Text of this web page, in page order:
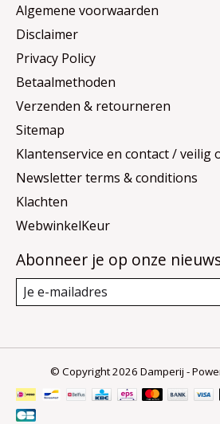
Algemene voorwaarden
Disclaimer
Privacy Policy
Betaalmethoden
Verzenden & retourneren
Sitemap
Klantenservice en contact / veilig
Newsletter terms & conditions
Klachten
WebwinkelKeur
Abonneer je op onze
© Copyright 2026 Damperij -